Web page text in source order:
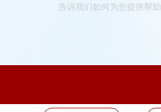
告诉我们如何为您提供帮助